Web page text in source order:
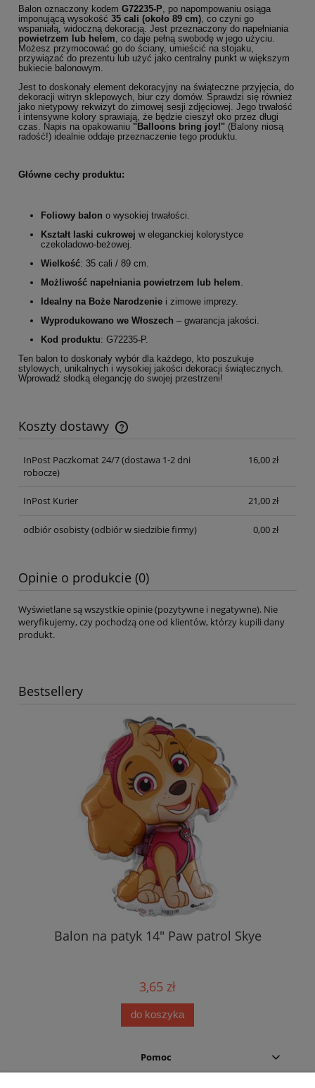
Balon oznaczony kodem G72235-P , po napompowaniu osiąga
imponującą wysokość 35 cali (około 89 cm) , co czyni go
wspaniałą, widoczną dekoracją. Jest przeznaczony do napełniania
powietrzem lub helem , co daje pełną swobodę w jego użyciu.
Możesz przymocować go do ściany, umieścić na stojaku,
przywiązać do prezentu lub użyć jako centralny punkt w większym
bukiecie balonowym.
Jest to doskonały element dekoracyjny na świąteczne przyjęcia, do
dekoracji witryn sklepowych, biur czy domów. Sprawdzi się również
jako nietypowy rekwizyt do zimowej sesji zdjęciowej. Jego trwałość
i intensywne kolory sprawiają, że będzie cieszył oko przez długi
czas. Napis na opakowaniu "Balloons bring joy!" (Balony niosą
radość!) idealnie oddaje przeznaczenie tego produktu.
Główne cechy produktu:
Foliowy balon o wysokiej trwałości.
Kształt laski cukrowej w eleganckiej kolorystyce
czekoladowo-beżowej.
Wielkość: 35 cali / 89 cm.
Możliwość napełniania powietrzem lub helem.
Idealny na Boże Narodzenie i zimowe imprezy.
Wyprodukowano we Włoszech – gwarancja jakości.
Kod produktu: G72235-P.
Ten balon to doskonały wybór dla każdego, kto poszukuje
stylowych, unikalnych i wysokiej jakości dekoracji świątecznych.
Wprowadź słodką elegancję do swojej przestrzeni!
Koszty dostawy
Cena nie zawiera ewentualnych kosztów płatności
InPost Paczkomat 24/7 (dostawa 1-2 dni
robocze)
16,00 zł
InPost Kurier 21,00 zł
odbiór osobisty(odbiór w siedzibie firmy) 0,00 zł
Opinie o produkcie (0)
Wyświetlane są wszystkie opinie (pozytywne i negatywne). Nie
weryfikujemy, czy pochodzą one od klientów, którzy kupili dany
produkt.
Bestsellery
Balon na patyk 14" Paw patrol Skye
3,65 zł
do koszyka
Pomoc